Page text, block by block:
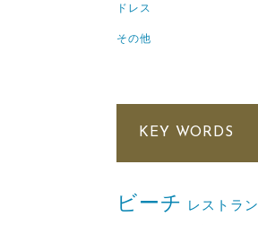
ドレス
その他
KEY WORDS
ビーチ レストラン